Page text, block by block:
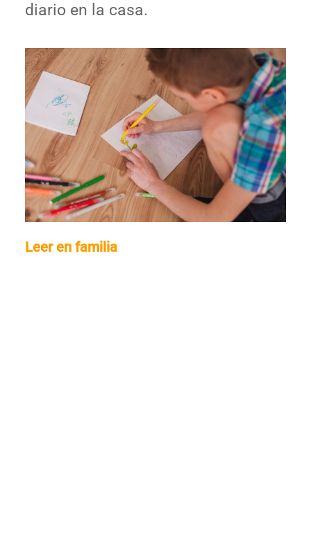
diario en la casa.
Leer en familia